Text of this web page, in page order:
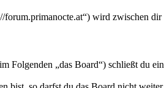
wird zwischen
Folgenden „das Board“) schließt du